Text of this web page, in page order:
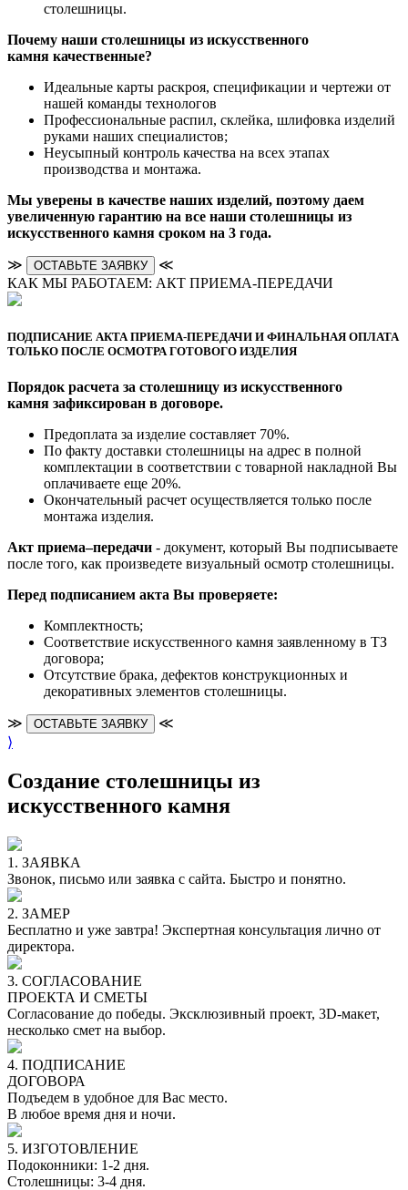
столешницы.
Почему наши столешницы из искусственного
камня качественные?
Идеальные карты раскроя, спецификации и чертежи от
нашей команды технологов
Профессиональные распил, склейка, шлифовка изделий
руками наших специалистов;
Неусыпный контроль качества на всех этапах
производства и монтажа.
Мы уверены в качестве наших изделий, поэтому даем
увеличенную гарантию на все наши столешницы из
искусственного камня сроком на 3 года.
≫ ОСТАВЬТЕ ЗАЯВКУ
≪
КАК МЫ РАБОТАЕМ: АКТ ПРИЕМА-ПЕРЕДАЧИ
ПОДПИСАНИЕ АКТА ПРИЕМА-ПЕРЕДАЧИ И ФИНАЛЬНАЯ ОПЛАТА
ТОЛЬКО ПОСЛЕ ОСМОТРА ГОТОВОГО ИЗДЕЛИЯ
Порядок расчета за столешницу из искусственного
камня зафиксирован в договоре.
Предоплата за изделие составляет 70%.
По факту доставки столешницы на адрес в полной
комплектации в соответствии с товарной накладной Вы
оплачиваете еще 20%.
Окончательный расчет осуществляется только после
монтажа изделия.
Акт приема–передачи - документ, который Вы подписываете
после того, как произведете визуальный осмотр столешницы.
Перед подписанием акта Вы проверяете:
Комплектность;
Cоответствие искусственного камня заявленному в ТЗ
договора;
Отсутствие брака, дефектов конструкционных и
декоративных элементов столешницы.
≫ ОСТАВЬТЕ ЗАЯВКУ
≪
⟩
Создание столешницы из
искусственного камня
1. ЗАЯВКА
Звонок, письмо или заявка с сайта. Быстро и понятно.
2. ЗАМЕР
Бесплатно и уже завтра! Экспертная консультация лично от
директора.
3. СОГЛАСОВАНИЕ
ПРОЕКТА И СМЕТЫ
Согласование до победы. Эксклюзивный проект, 3D-макет,
несколько смет на выбор.
4. ПОДПИСАНИЕ
ДОГОВОРА
Подъедем в удобное для Вас место.
В любое время дня и ночи.
5. ИЗГОТОВЛЕНИЕ
Подоконники: 1-2 дня.
Столешницы: 3-4 дня.